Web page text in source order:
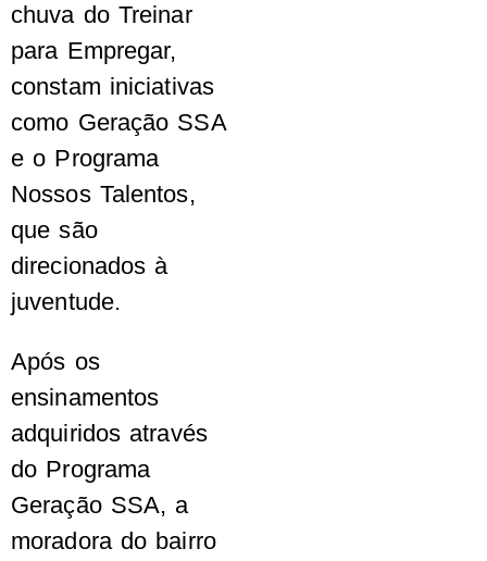
chuva do Treinar
para Empregar,
constam iniciativas
como Geração SSA
e o Programa
Nossos Talentos,
que são
direcionados à
juventude.
Após os
ensinamentos
adquiridos através
do Programa
Geração SSA, a
moradora do bairro